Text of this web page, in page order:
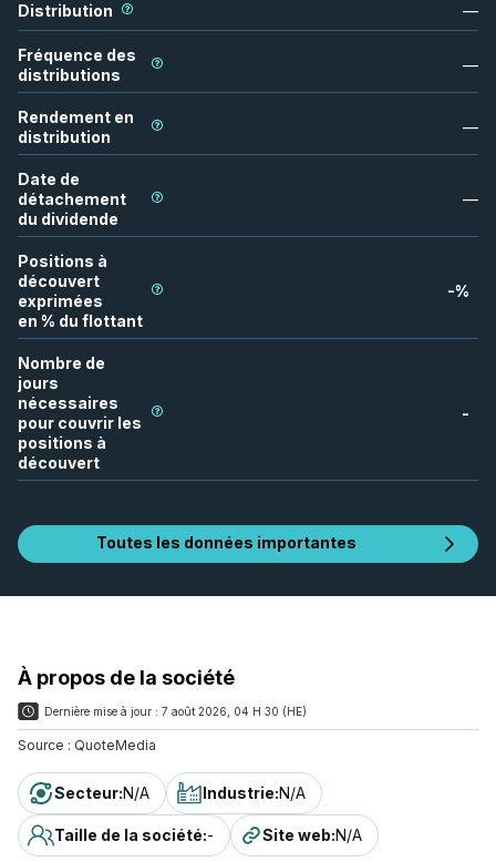
Distribution —
Fréquence des
distributions
—
Rendement en
distribution
—
Date de
détachement
du dividende
—
Positions à
découvert
exprimées
en % du flottant
-%
Nombre de
jours
nécessaires
pour couvrir les
positions à
découvert
-
Toutes les données importantes
À propos de la société
Dernière mise à jour : 7 août 2026, 04 H 30 (HE)
Source : QuoteMedia
Secteur:N/A Industrie:N/A
Taille de la société:- Site web:N/A